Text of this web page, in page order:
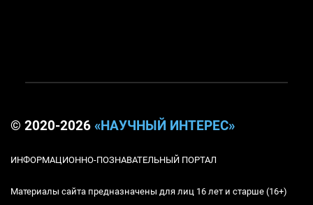
© 2020-2026 «НАУЧНЫЙ ИНТЕРЕС»
ИНФОРМАЦИОННО-ПОЗНАВАТЕЛЬНЫЙ ПОРТАЛ
Материалы сайта предназначены для лиц 16 лет и старше (16+)